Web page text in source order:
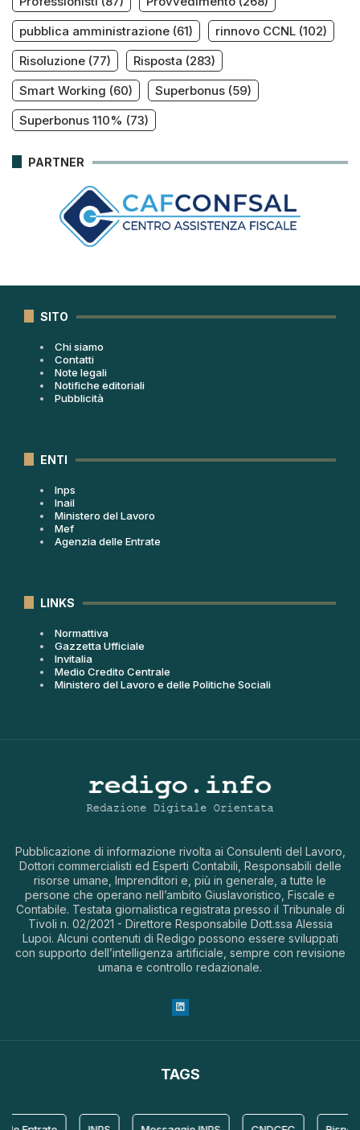
pubblica amministrazione (61) rinnovo CCNL (102)
Risoluzione (77) Risposta (283)
Smart Working (60) Superbonus (59)
Superbonus 110% (73)
PARTNER
SITO
Chi siamo
Contatti
Note legali
Notifiche editoriali
Pubblicità
ENTI
Inps
Inail
Ministero del Lavoro
Mef
Agenzia delle Entrate
LINKS
Normattiva
Gazzetta Ufficiale
Invitalia
Medio Credito Centrale
Ministero del Lavoro e delle Politiche Sociali
Pubblicazione di informazione rivolta ai Consulenti del Lavoro,
Dottori commercialisti ed Esperti Contabili, Responsabili delle
risorse umane, Imprenditori e, più in generale, a tutte le
persone che operano nell’ambito Giuslavoristico, Fiscale e
Contabile. Testata giornalistica registrata presso il Tribunale di
Tivoli n. 02/2021 - Direttore Responsabile Dott.ssa Alessia
Lupoi. Alcuni contenuti di Redigo possono essere sviluppati
con supporto dell’intelligenza artificiale, sempre con revisione
umana e controllo redazionale.
TAGS